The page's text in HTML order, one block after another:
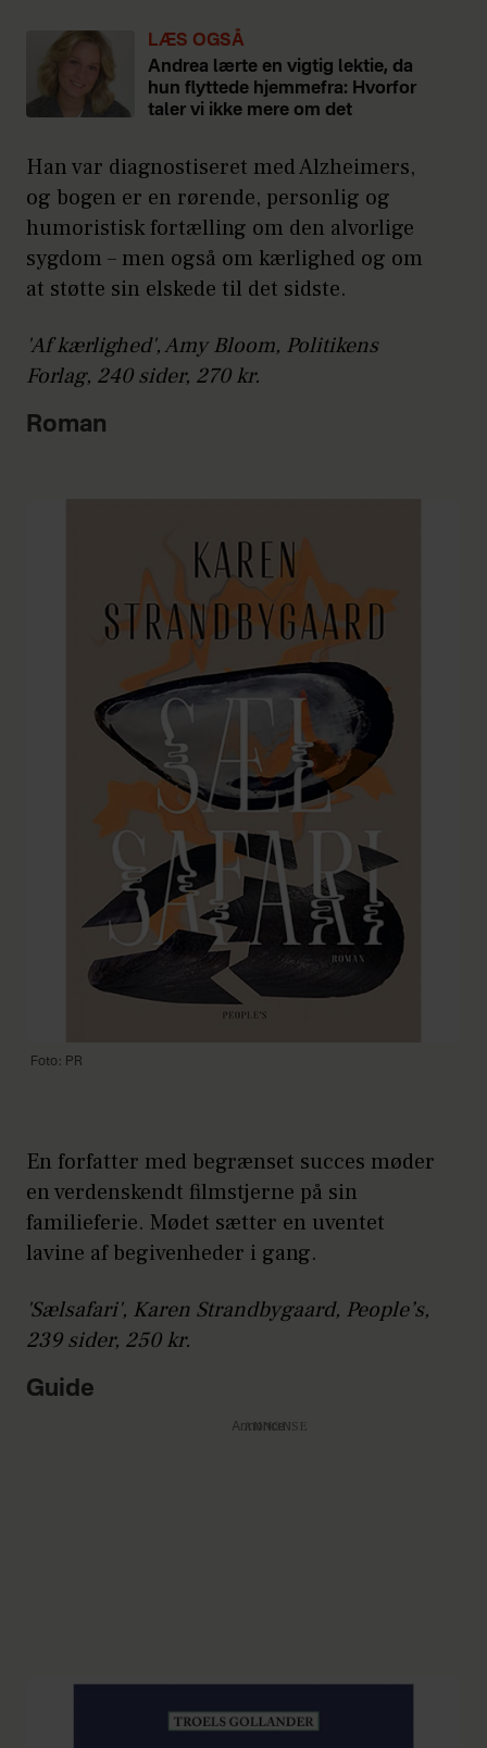
LÆS OGSÅ
Andrea lærte en vigtig lektie, da
hun flyttede hjemmefra: Hvorfor
taler vi ikke mere om det
Han var diagnostiseret med Alzheimers,
og bogen er en rørende, personlig og
humoristisk fortælling om den alvorlige
sygdom – men også om kærlighed og om
at støtte sin elskede til det sidste.
'Af kærlighed', Amy Bloom, Politikens
Forlag, 240 sider, 270 kr.
Roman
Foto: PR
En forfatter med begrænset succes møder
en verdenskendt filmstjerne på sin
familieferie. Mødet sætter en uventet
lavine af begivenheder i gang.
'Sælsafari', Karen Strandbygaard, People’s,
239 sider, 250 kr.
Guide
Annonce